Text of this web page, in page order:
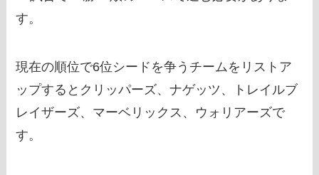
す。
現在の順位で6位シードを争うチームをリストア
ップするとクリッパーズ、ナゲッツ、トレイルブ
レイザーズ、マーベリックス、ウォリアーズで
す。